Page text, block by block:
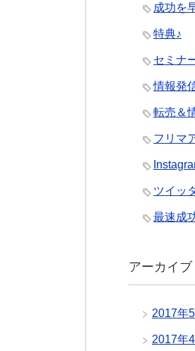
成功を
特典♪
セミナ
情報発
転売＆
フリマ
ツイッ
最速成
アーカイブ
2017年5
2017年4